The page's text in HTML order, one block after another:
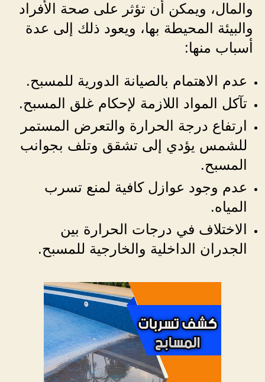
والمال، ويمكن أن تؤثر على صحة الأفراد
والبيئة المحيطة بها، ويعود ذلك إلى عدة
أسباب منها:
عدم الاهتمام بالصيانة الدورية للمسبح.
تآكل المواد اللازمة لإحكام غلق المسبح.
ارتفاع درجة الحرارة والتعرض المستمر
للشمس يؤدي إلى تشقق وتلف بجوانب
المسبح.
عدم وجود عوازل كافية لمنع تسرب
المياه.
الاختلاف في درجات الحرارة بين
الجدران الداخلية والخارجية للمسبح.